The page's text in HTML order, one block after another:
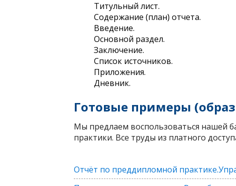
Титульный лист.
Содержание (план) отчета.
Введение.
Основной раздел.
Заключение.
Список источников.
Приложения.
Дневник.
Готовые примеры
Мы предлаем воспользоваться нашей
практики. Все труды из платного
Отчёт по преддипломной